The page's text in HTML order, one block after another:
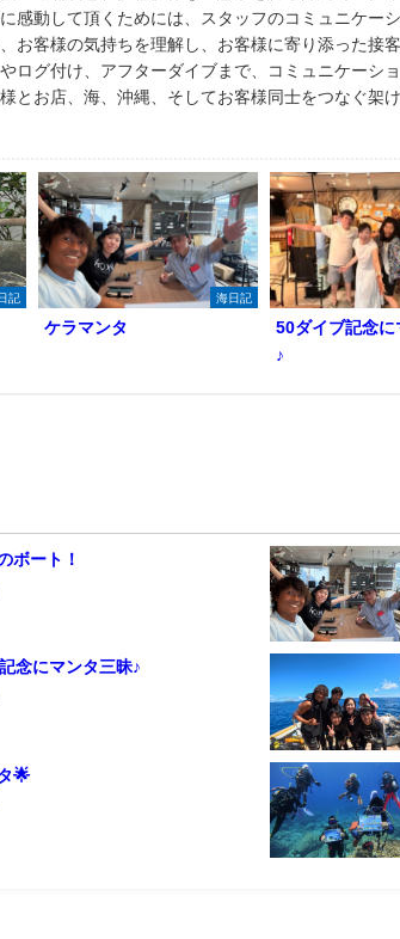
感動して頂くためには、スタッフのコミュニケー
お客様の気持ちを理解し、お客様に寄り添った接
ログ付け、アフターダイブまで、コミュニケーシ
とお店、海、沖縄、そしてお客様同士をつなぐ架
記 海日記
ケラマンタ
50ダイブ記念に
♪
ボート！
念にマンタ三昧♪
🌟